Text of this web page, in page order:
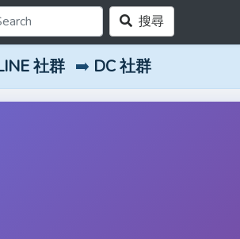
搜尋
社群 ➡️ DC 社群